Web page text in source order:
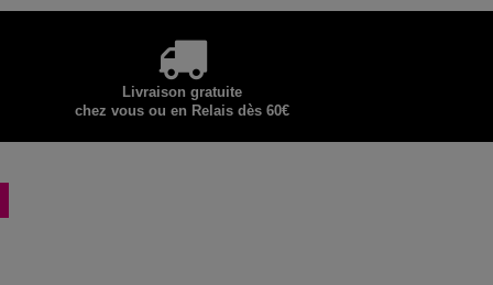
Livraison gratuite
chez vous ou en Relais dès 60€